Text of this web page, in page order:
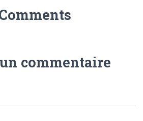
commentaire